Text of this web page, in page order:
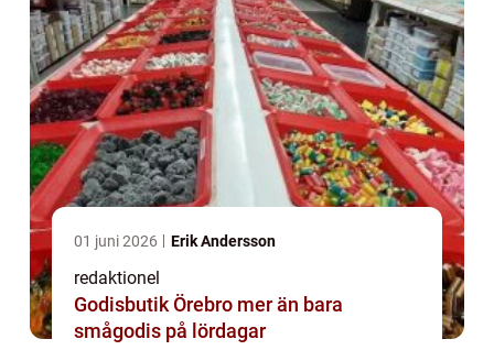
01 juni 2026 Erik Andersson
redaktionel
Godisbutik Örebro mer än bara
smågodis på lördagar